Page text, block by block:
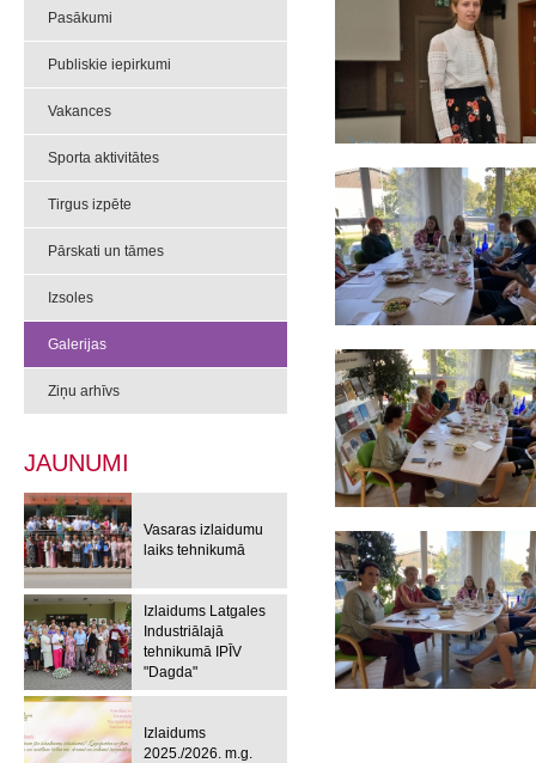
Pasākumi
Publiskie iepirkumi
Vakances
Sporta aktivitātes
Tirgus izpēte
Pārskati un tāmes
Izsoles
Galerijas
Ziņu arhīvs
JAUNUMI
Vasaras izlaidumu
laiks tehnikumā
Izlaidums Latgales
Industriālajā
tehnikumā IPĪV
"Dagda"
Izlaidums
2025./2026. m.g.